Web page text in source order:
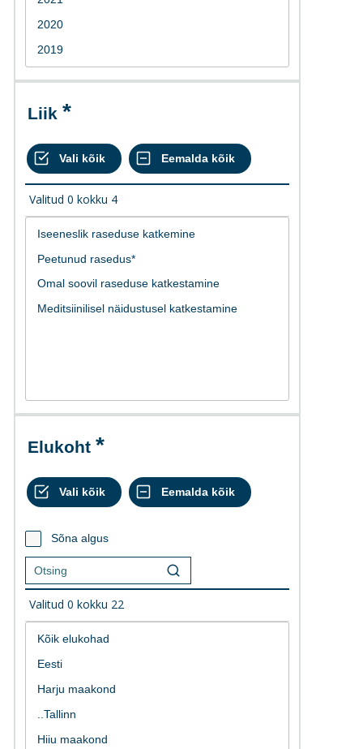
Liik
Valitud 0 kokku 4
Elukoht
Sõna algus
Valitud 0 kokku 22